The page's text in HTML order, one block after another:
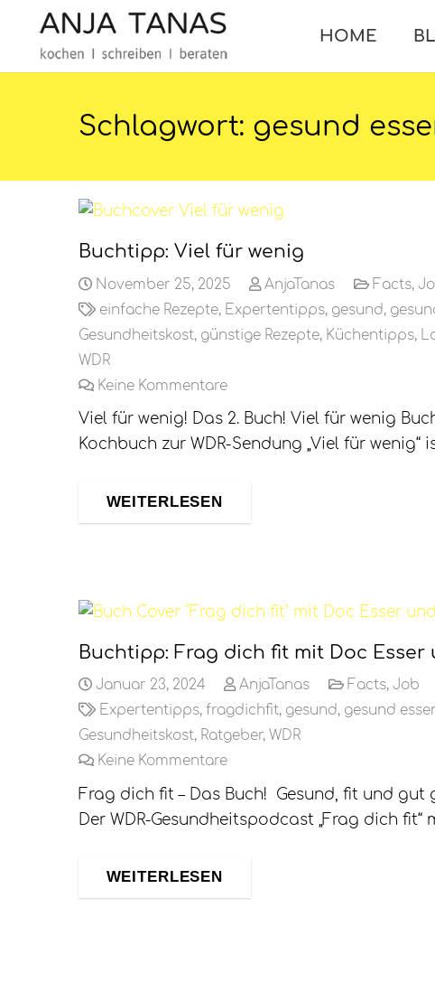
HOME
Schlagwort: gesund
Buchtipp: Viel für wenig
November 25, 2025 AnjaTanas Facts,
einfache Rezepte, Expertentipps, gesund,
Gesundheitskost, günstige Rezepte, Küchentipps,
WDR
Keine Kommentare
Viel für wenig! Das 2. Buch! Viel für wenig
Kochbuch zur WDR-Sendung „Viel für
WEITERLESEN
Buchtipp: Frag dich fit mit Doc Esser
Januar 23, 2024 AnjaTanas Facts, Job
Expertentipps, fragdichfit, gesund, gesund
Gesundheitskost, Ratgeber, WDR
Keine Kommentare
Frag dich fit – Das Buch! Gesund, fit und
Der WDR-Gesundheitspodcast „Frag dich
WEITERLESEN